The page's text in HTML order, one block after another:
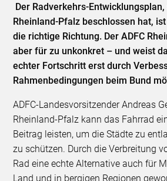
Der Radverkehrs-
Rheinland-Pfalz beschlossen hat,
die richtige Richtung. Der ADFC
aber für zu unkonkret – und weist
echter Fortschritt erst durch
Rahmenbedingungen beim Bund
ADFC-Landesvorsitzender Andreas
Rheinland-Pfalz kann das Fahrrad
Beitrag leisten, um die Städte zu
zu schützen. Durch die Verbreitung
Rad eine echte Alternative auch für
Land und in bergigen Regionen